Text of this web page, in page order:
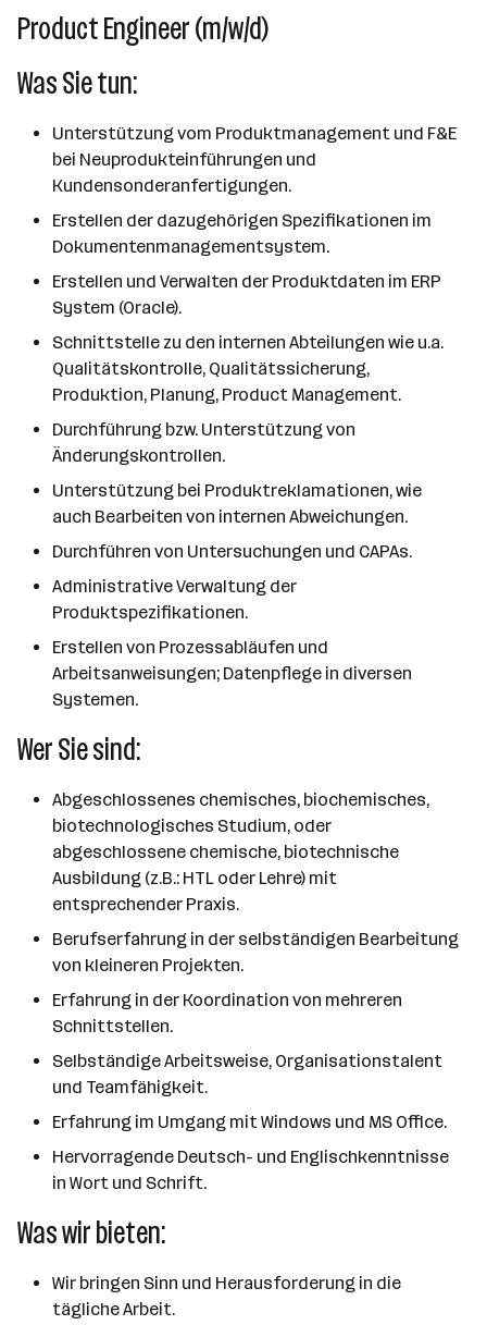
Product Engineer (m/w/d)
Was Sie tun:
Unterstützung vom Produktmanagement und F&E
bei Neuprodukteinführungen und
Kundensonderanfertigungen.
Erstellen der dazugehörigen Spezifikationen im
Dokumentenmanagementsystem.
Erstellen und Verwalten der Produktdaten im ERP
System (Oracle).
Schnittstelle zu den internen Abteilungen wie u.a.
Qualitätskontrolle, Qualitätssicherung,
Produktion, Planung, Product Management.
Durchführung bzw. Unterstützung von
Änderungskontrollen.
Unterstützung bei Produktreklamationen, wie
auch Bearbeiten von internen Abweichungen.
Durchführen von Untersuchungen und CAPAs.
Administrative Verwaltung der
Produktspezifikationen.
Erstellen von Prozessabläufen und
Arbeitsanweisungen; Datenpflege in diversen
Systemen.
Wer Sie sind:
Abgeschlossenes chemisches, biochemisches,
biotechnologisches Studium, oder
abgeschlossene chemische, biotechnische
Ausbildung (z.B.: HTL oder Lehre) mit
entsprechender Praxis.
Berufserfahrung in der selbständigen Bearbeitung
von kleineren Projekten.
Erfahrung in der Koordination von mehreren
Schnittstellen.
Selbständige Arbeitsweise, Organisationstalent
und Teamfähigkeit.
Erfahrung im Umgang mit Windows und MS Office.
Hervorragende Deutsch- und Englischkenntnisse
in Wort und Schrift.
Was wir bieten:
Wir bringen Sinn und Herausforderung in die
tägliche Arbeit.